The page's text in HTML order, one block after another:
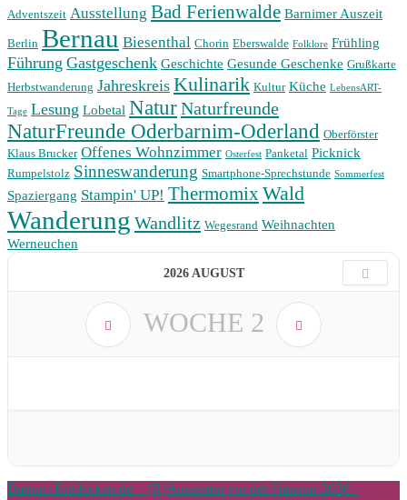
Adventszeit Ausstellung Bad Ferienwalde Barnimer Auszeit
Berlin Bernau Biesenthal Chorin Eberswalde Folklore Frühling
Führung Gastgeschenk Geschichte Gesunde Geschenke Grußkarte
Herbstwanderung Jahreskreis Kulinarik Kultur Küche LebensART-
Tage Lesung Lobetal NaturNaturfreunde
NaturFreunde Oderbarnim-Oderland Oberförster
Klaus Brucker Offenes Wohnzimmer Osterfest Panketal Picknick
Rumpelstolz Sinneswanderung Smartphone-Sprechstunde Sommerfest
Spaziergang Stampin' UP! ThermomixWald
Wanderung Wandlitz Wegesrand Weihnachten
Werneuchen
2026 AUGUST
WOCHE 2
Barnim-Entdecken.de – (R)Auszeiten vor der Haustür 2026 .